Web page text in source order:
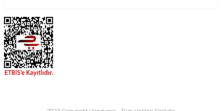
Tuğra İşlemeli El İşlemesi Bakır Tepsi
Handygoo